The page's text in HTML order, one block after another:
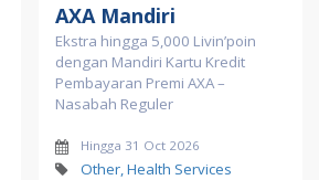
AXA Mandiri
Ekstra hingga 5,000 Livin’poin
dengan Mandiri Kartu Kredit
Pembayaran Premi AXA –
Nasabah Reguler
Hingga 31 Oct 2026
Other, Health Services